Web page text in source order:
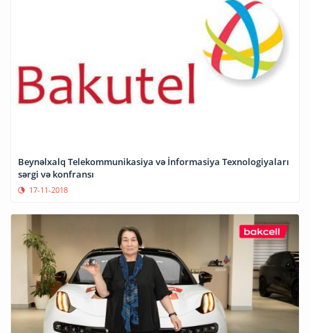
Beynəlxalq Telekommunikasiya və İnformasiya Texnologiyaları
sərgi və konfransı
17-11-2018